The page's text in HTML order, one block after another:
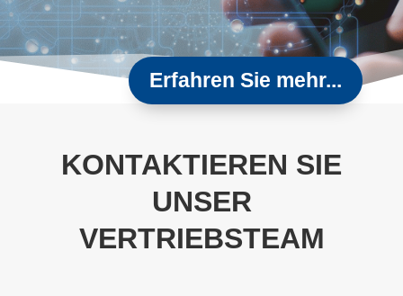
Erfahren Sie mehr...
KONTAKTIEREN SIE
UNSER
VERTRIEBSTEAM